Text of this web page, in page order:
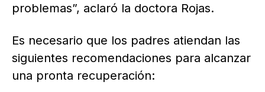
problemas”, aclaró la doctora Rojas.
Es necesario que los padres atiendan las
siguientes recomendaciones para alcanzar
una pronta recuperación: